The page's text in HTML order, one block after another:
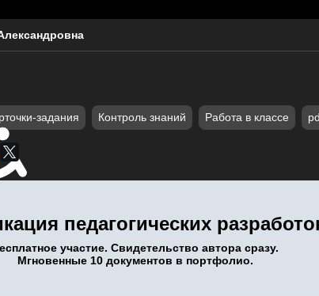
задания Контроль знаний Работа в классе
педагогических
участие. Свидетельство автора сразу.
Мгновенные 10 документов в портфолио.